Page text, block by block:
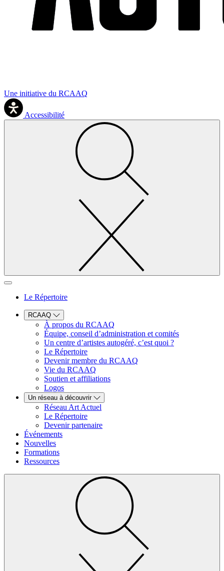
Une initiative du RCAAQ
Accessibilité
Le Répertoire
RCAAQ
À propos du RCAAQ
Équipe, conseil d’administration et comités
Un centre d’artistes autogéré, c’est quoi ?
Le Répertoire
Devenir membre du RCAAQ
Vie du RCAAQ
Soutien et affiliations
Logos
Un réseau à découvrir
Réseau Art Actuel
Le Répertoire
Devenir partenaire
Événements
Nouvelles
Formations
Ressources